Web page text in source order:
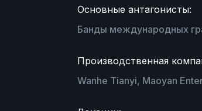
Основные антагонисты:
Банды международных
Производственная
Wanhe Tianyi, Maoyan